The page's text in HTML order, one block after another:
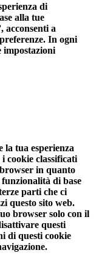
di
alla tue
acconsenti a
In ogni
impostazioni
la tua esperienza
cookie classificati
in quanto
di base
parti che ci
questo sito web.
browser solo con il
questi
di questi cookie